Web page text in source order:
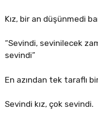
Kız, bir an düşünmedi
“Sevindi, sevinilecek
sevindi”
En azından tek taraflı
Sevindi kız, çok sevindi.